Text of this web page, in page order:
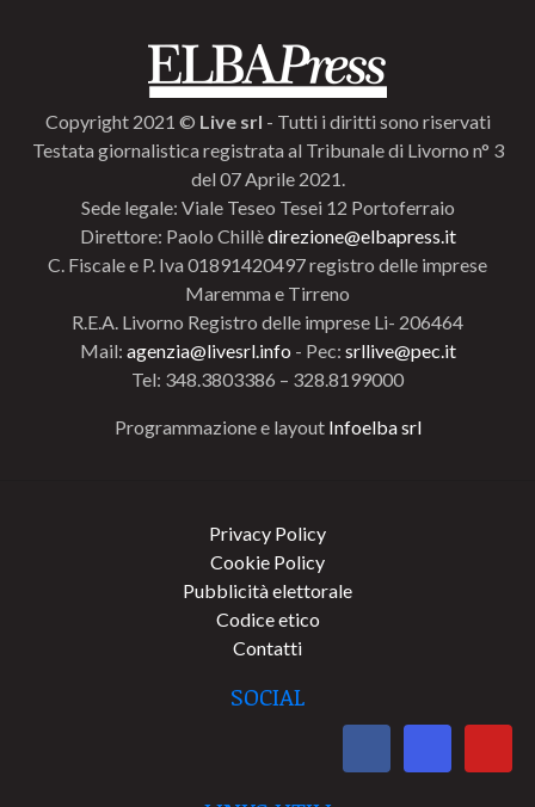
Copyright 2021 © Live srl - Tutti i diritti sono riservati
Testata giornalistica registrata al Tribunale di Livorno n° 3
del 07 Aprile 2021.
Sede legale: Viale Teseo Tesei 12 Portoferraio
Direttore: Paolo Chillèdirezione@elbapress.it
C. Fiscale e P. Iva 01891420497 registro delle imprese
Maremma e Tirreno
R.E.A. Livorno Registro delle imprese Li- 206464
Mail: agenzia@livesrl.info - Pec: srllive@pec.it
Tel: 348.3803386 – 328.8199000
Programmazione e layout Infoelba srl
Privacy Policy
Cookie Policy
Pubblicità elettorale
Codice etico
Contatti
SOCIAL